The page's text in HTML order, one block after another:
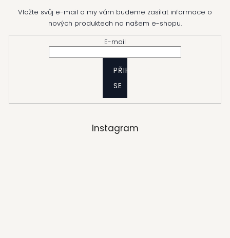
Vložte svůj e-mail a my vám budeme zasílat informace o
nových produktech na našem e-shopu.
E-mail
PŘIHLÁSIT
SE
Instagram